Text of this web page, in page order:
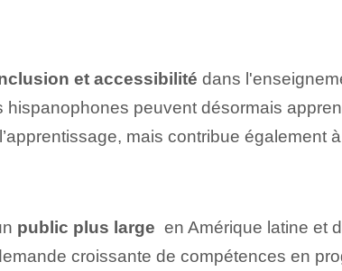
et accessibilité dans
peuvent désormais
mais contribue également
public plus large
en Amérique latine et
croissante de compétences en